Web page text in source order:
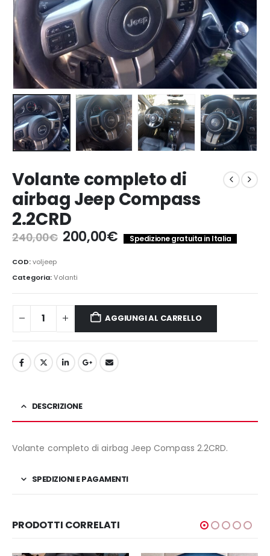
Volante completo di
airbag Jeep Compass
2.2CRD
240,00€ Il
prezzo
era:
240,00€.
200,00€Il
prezzo
200,00€.
Spedizione gratuita in Italia
COD:voljeep
Categoria:Volanti
AGGIUNGI AL CARRELLO
DESCRIZIONE
Volante completo di airbag Jeep Compass 2.2CRD.
SPEDIZIONI E PAGAMENTI
PRODOTTI CORRELATI